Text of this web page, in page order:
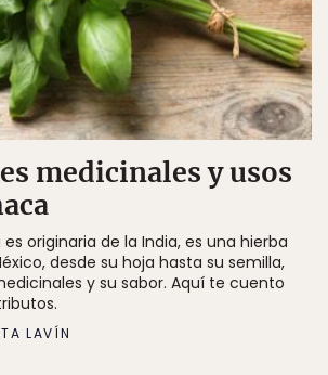
medicinales y usos
originaria de la India, es una hierba
desde su hoja hasta su semilla,
y su sabor. Aquí te cuento
LAVÍN